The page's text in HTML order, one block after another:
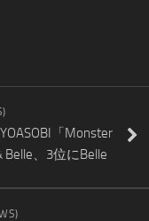
「Monster
Belle、3位にBelle